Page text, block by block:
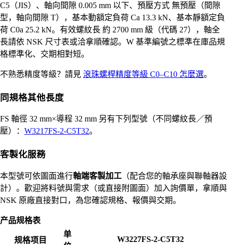
C5（JIS）、軸向間隙 0.005 mm 以下、預壓方式 無預壓（間隙
型，軸向間隙 T），基本動額定負荷 Ca 13.3 kN、基本靜額定負
荷 C0a 25.2 kN。有效螺紋長 約 2700 mm 級（代碼 27），軸全
長請依 NSK 尺寸表或洽拿順確認。W 基準編號之標準在庫品規
格標準化、交期相對短。
不熟悉精度等級？請見 滾珠螺桿精度等級 C0–C10 怎麼選。
同規格其他長度
FS 軸徑 32 mm×導程 32 mm 另有下列型號（不同螺紋長／預
壓）： W3217FS-2-C5T32。
客製化服務
本型號可依圖面進行軸端客製加工 （配合您的軸承座與聯軸器設
計）。歡迎將料號與需求（或直接附圖面）加入詢價單，拿順與
NSK 原廠直接對口，為您確認規格、報價與交期。
产品规格表
规格项目
单
W3227FS-2-C5T32